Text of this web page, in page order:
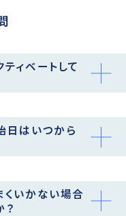
ィベートして
日はいつから
くいかない場合